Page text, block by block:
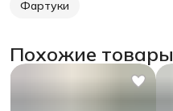
Фартуки
Похожие товары